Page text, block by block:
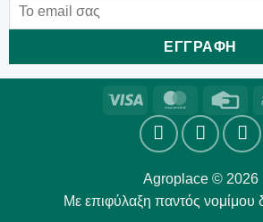
Agroplace © 2026
Με επιφύλαξη παντός νομίμου
Visa